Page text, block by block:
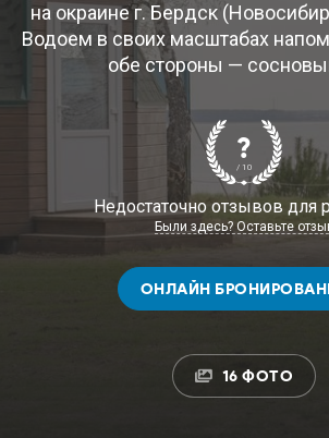
на окраине г. Бердск
Водоем в своих масштабах
обе стороны —
?
/ 10
Недостаточно отзывов для
Были здесь? Оставьте
ОНЛАЙН
16 ФОТО